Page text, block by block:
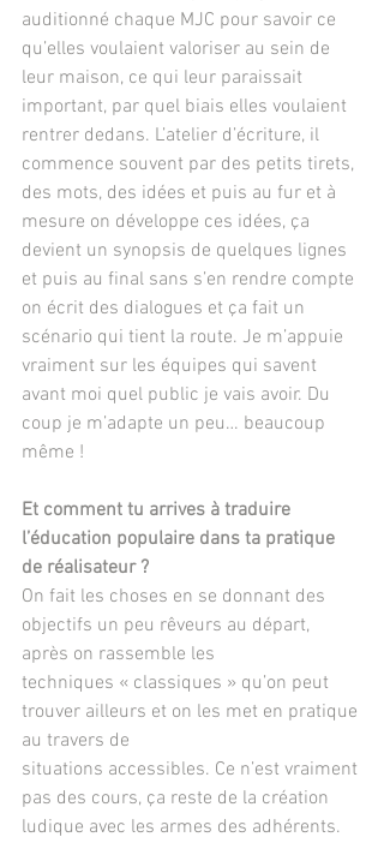
auditionné chaque MJC pour savoir ce
qu’elles voulaient valoriser au sein de
leur maison, ce qui leur paraissait
important, par quel biais elles voulaient
rentrer dedans. L’atelier d’écriture, il
commence souvent par des petits tirets,
des mots, des idées et puis au fur et à
mesure on développe ces idées, ça
devient un synopsis de quelques lignes
et puis au final sans s’en rendre compte
on écrit des dialogues et ça fait un
scénario qui tient la route. Je m’appuie
vraiment sur les équipes qui savent
avant moi quel public je vais avoir. Du
coup je m’adapte un peu… beaucoup
même !
Et comment tu arrives à traduire
l’éducation populaire dans ta pratique
de réalisateur ?
On fait les choses en se donnant des
objectifs un peu rêveurs au départ,
après on rassemble les
techniques « classiques » qu’on peut
trouver ailleurs et on les met en pratique
au travers de
situations accessibles. Ce n’est vraiment
pas des cours, ça reste de la création
ludique avec les armes des adhérents.